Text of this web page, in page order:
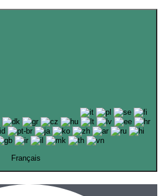
Français